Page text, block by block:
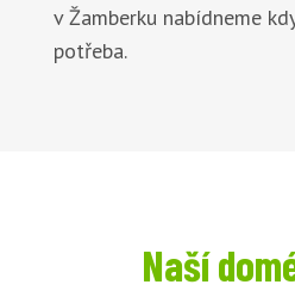
v Žamberku nabídneme
potřeba.
Naší